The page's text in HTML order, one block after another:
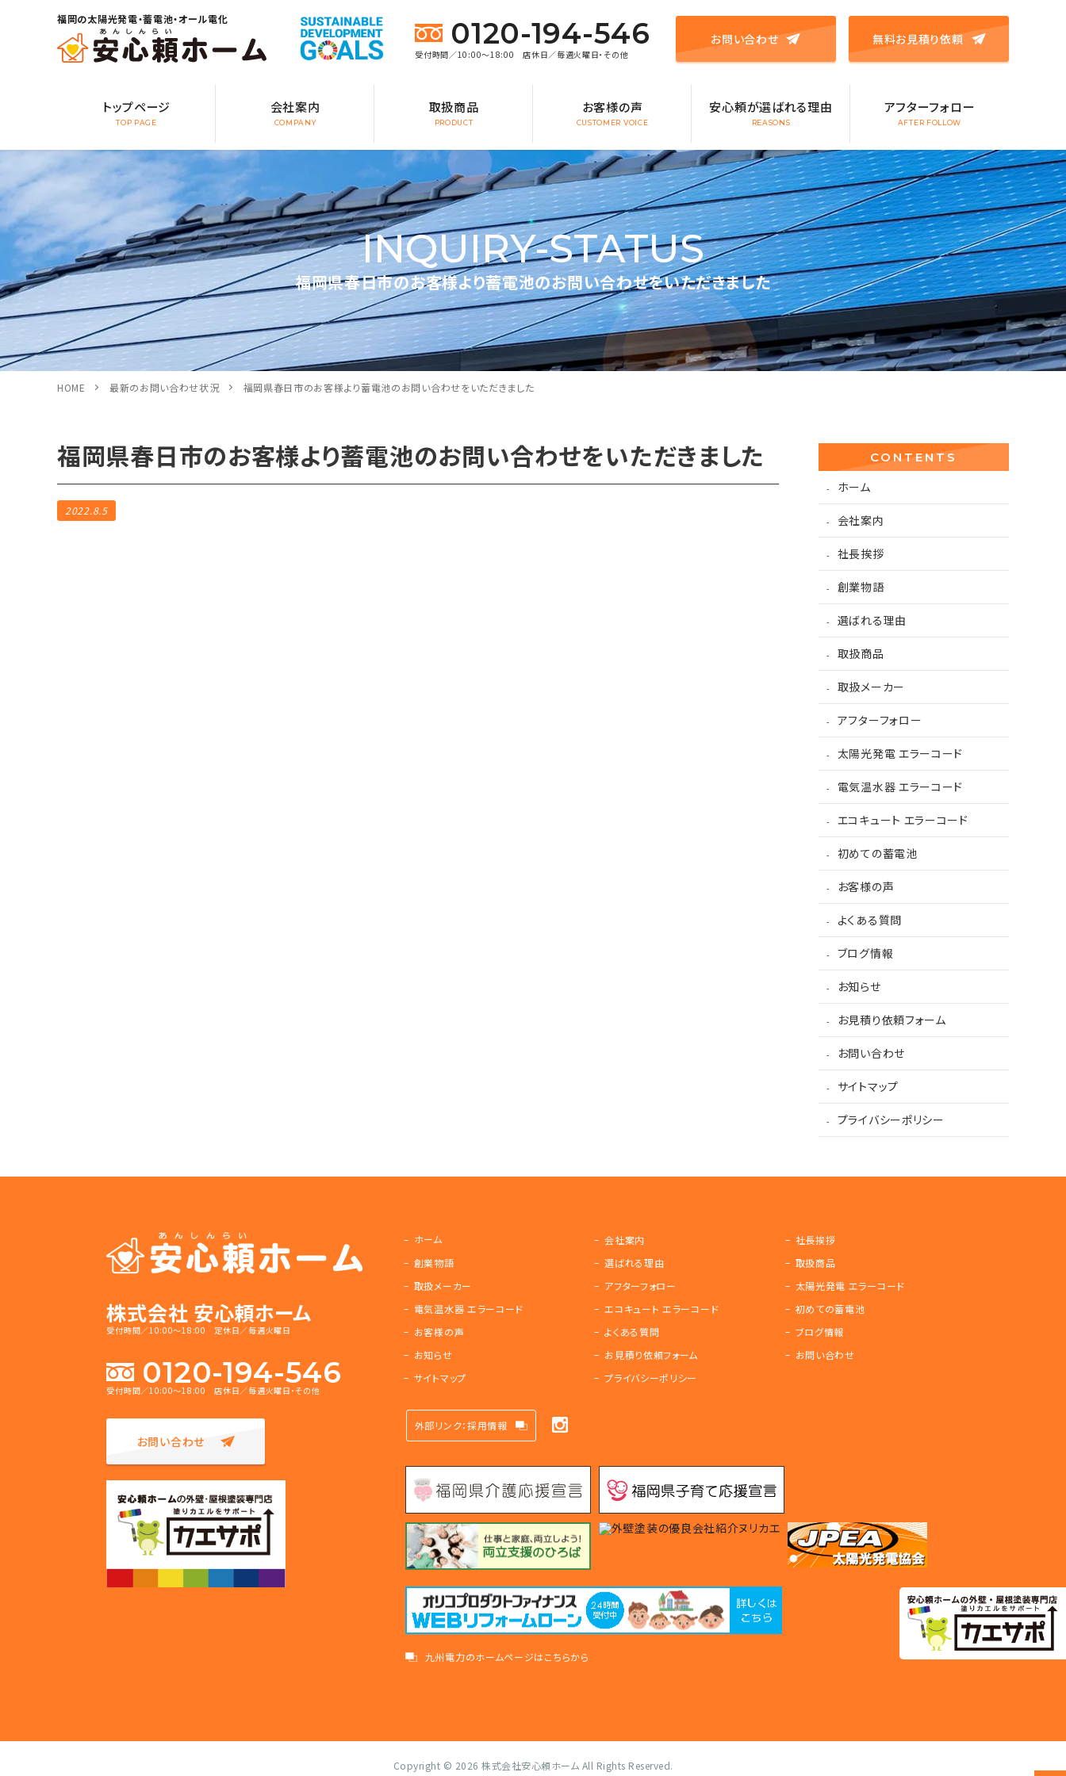
福岡の太陽光発電・蓄電池・オール電化 0120-194-546
受付時間／10:00～18:00 店休日／毎週火曜日・その他
お問い合わせ 無料お見積り依頼
トップページ
TOP PAGE
会社案内
COMPANY
取扱商品
PRODUCT
お客様の声
CUSTOMER VOICE
安心頼が選ばれる理由
REASONS
アフターフォロー
AFTER FOLLOW
INQUIRY-STATUS
福岡県春日市のお客様より蓄電池のお問い合わせをいただきました
HOME 最新のお問い合わせ状況 福岡県春日市のお客様より蓄電池のお問い合わせをいただきました
福岡県春日市のお客様より蓄電池のお問い合わせをいただきました
2022.8.5
CONTENTS
ホーム
会社案内
社長挨拶
創業物語
選ばれる理由
取扱商品
取扱メーカー
アフターフォロー
太陽光発電 エラーコード
電気温水器 エラーコード
エコキュート エラーコード
初めての蓄電池
お客様の声
よくある質問
ブログ情報
お知らせ
お見積り依頼フォーム
お問い合わせ
サイトマップ
プライバシーポリシー
株式会社 安心頼ホーム
受付時間／10:00～18:00 定休日／毎週火曜日
0120-194-546
受付時間／10:00～18:00 店休日／毎週火曜日・その他
お問い合わせ
ホーム 会社案内
社長挨拶
創業物語
選ばれる理由
取扱商品
取扱メーカー
アフターフォロー
太陽光発電 エラーコード
電気温水器 エラーコード
エコキュート エラーコード
初めての蓄電池
お客様の声
よくある質問
ブログ情報
お知らせ
お見積り依頼フォーム
お問い合わせ
サイトマップ
プライバシーポリシー
外部リンク：採用情報
九州電力のホームページはこちらから
Copyright © 2026 株式会社安心頼ホーム All Rights Reserved.